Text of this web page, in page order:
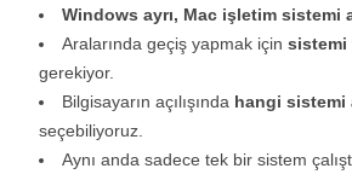
Windows ayrı, Mac işletim sistemi
Aralarında geçiş yapmak için sistemi
gerekiyor.
Bilgisayarın açılışında hangi sistemi
seçebiliyoruz.
Aynı anda sadece tek bir sistem